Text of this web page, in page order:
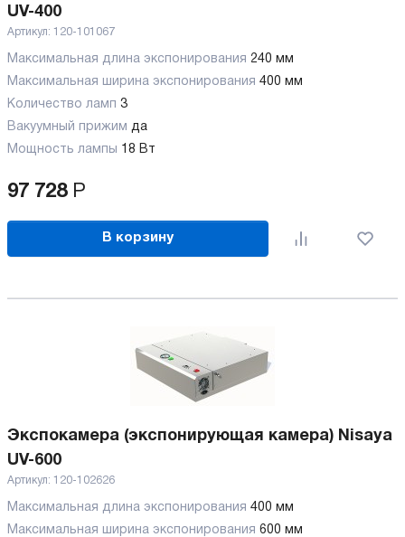
UV-400
Артикул: 120-101067
Максимальная длина экспонирования 240 мм
Максимальная ширина экспонирования 400 мм
Количество ламп 3
Вакуумный прижим да
Мощность лампы 18 Вт
97 728 Р
В корзину
Экспокамера (экспонирующая камера) Nisaya
UV-600
Артикул: 120-102626
Максимальная длина экспонирования 400 мм
Максимальная ширина экспонирования 600 мм